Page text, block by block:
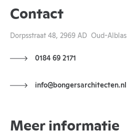
Contact
Dorpsstraat 48, 2969 AD Oud-Alblas
0184 69 2171
info@bongersarchitecten.nl
Meer informatie